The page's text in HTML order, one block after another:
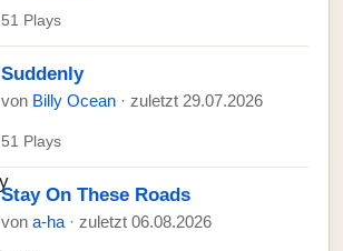
51 Plays
Suddenly
von Billy Ocean · zuletzt 29.07.2026
51 Plays
Stay On These Roads
von a-ha · zuletzt 06.08.2026